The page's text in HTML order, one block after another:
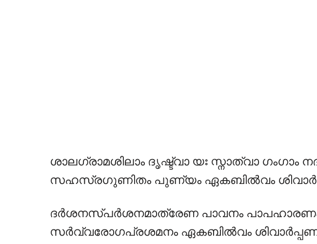
ശാലഗ്രാമശിലാം ദൃഷ്ട്വാ യഃ സ്നാത്വാ ഗംഗാം
സഹസ്രഗുണിതം പുണ്യം ഏകബിൽവം
ദർശനസ്പർശനമാത്രേണ പാവനം
സർവ്വരോഗപ്രശമനം ഏകബിൽവം ശിവാർപ്പണം